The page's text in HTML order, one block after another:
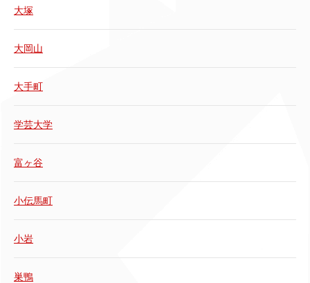
大塚
大岡山
大手町
学芸大学
富ヶ谷
小伝馬町
小岩
巣鴨